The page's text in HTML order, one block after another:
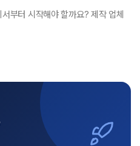
부터 시작해야 할까요? 제작 업체